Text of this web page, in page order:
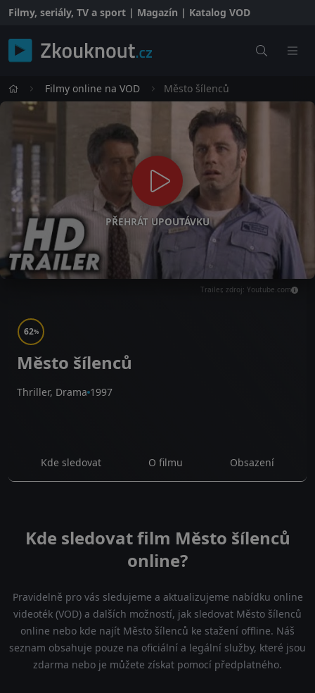
Filmy, seriály, TV a sport | Magazín | Katalog VOD
Filmy online na VOD Město šílenců
PŘEHRÁT UPOUTÁVKU
Trailer, zdroj: Youtube.com
62%
Město šílenců
Thriller, Drama 1997
Kde sledovat O filmu Obsazení
Kde sledovat film Město šílenců
online?
Pravidelně pro vás sledujeme a aktualizujeme nabídku online
videoték (VOD) a dalších možností, jak sledovat Město šílenců
online nebo kde najít Město šílenců ke stažení offline. Náš
seznam obsahuje pouze na oficiální a legální služby, které jsou
zdarma nebo je můžete získat pomocí předplatného.